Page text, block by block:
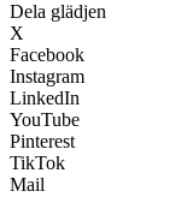
Dela glädjen
X
Facebook
Instagram
LinkedIn
YouTube
Pinterest
TikTok
Mail